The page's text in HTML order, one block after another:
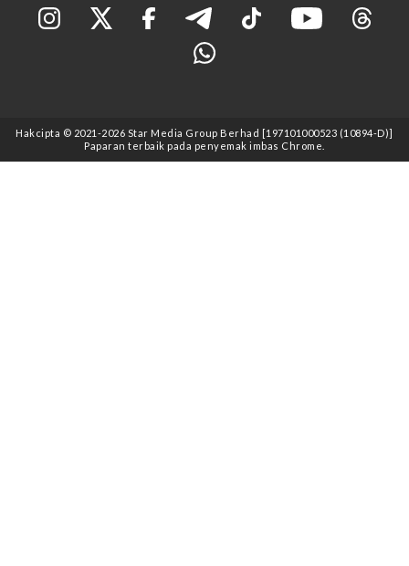
Hakcipta © 2021 -2026 Star Media Group Berhad [197101000523 (10894-D)]
Paparan terbaik pada penyemak imbas Chrome.